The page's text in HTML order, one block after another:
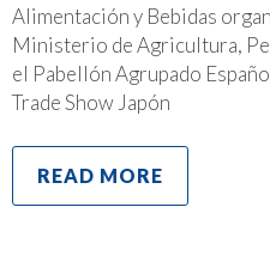
Alimentación y Bebidas
Ministerio de Agricultura,
el Pabellón Agrupado
Trade Show Japón
READ MORE